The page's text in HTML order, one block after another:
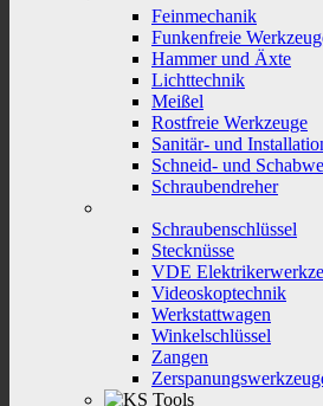
Feinmechanik
Funkenfreie
Hammer und Äxte
Lichttechnik
Meißel
Rostfreie Werkzeuge
Sanitär- und
Schneid- und
Schraubendreher
Schraubenschlüssel
Stecknüsse
VDE
Videoskoptechnik
Werkstattwagen
Winkelschlüssel
Zangen